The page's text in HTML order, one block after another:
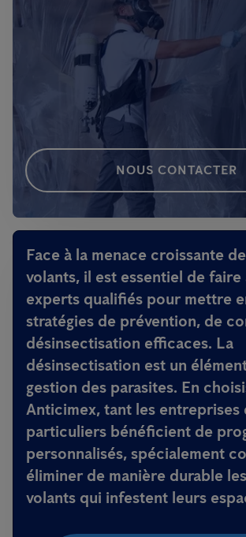
NOUS CONTACTER
Face à la menace croissante
volants, il est essentiel de faire
experts qualifiés pour mettre
stratégies de prévention, de
désinsectisation efficaces. La
désinsectisation est un
gestion des parasites. En
Anticimex, tant les entreprises
particuliers bénéficient de
personnalisés, spécialement
éliminer de manière durable
volants qui infestent leurs